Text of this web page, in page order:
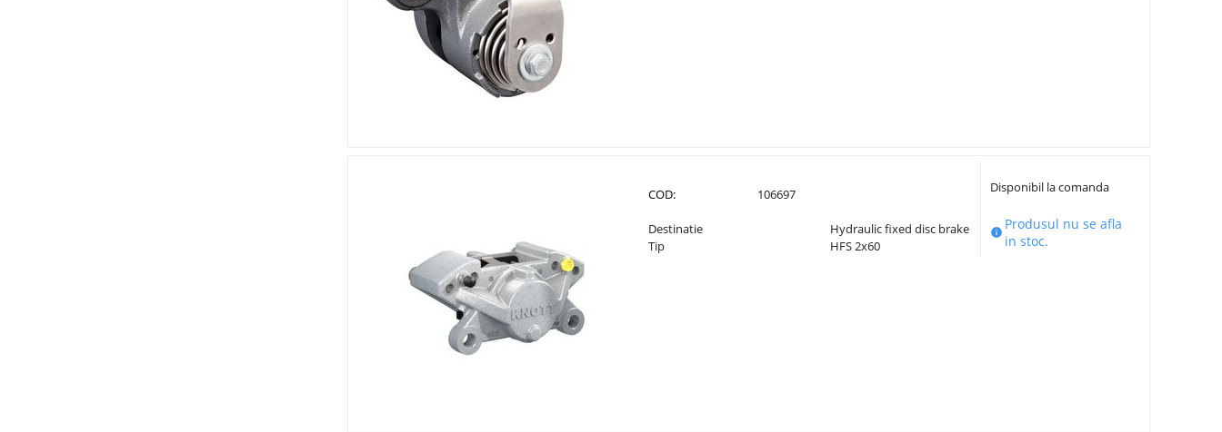
COD: 106697
Destinatie
Hydraulic fixed disc brake
Tip
HFS 2x60
Disponibil la comanda
Produsul nu se afla
in stoc.
